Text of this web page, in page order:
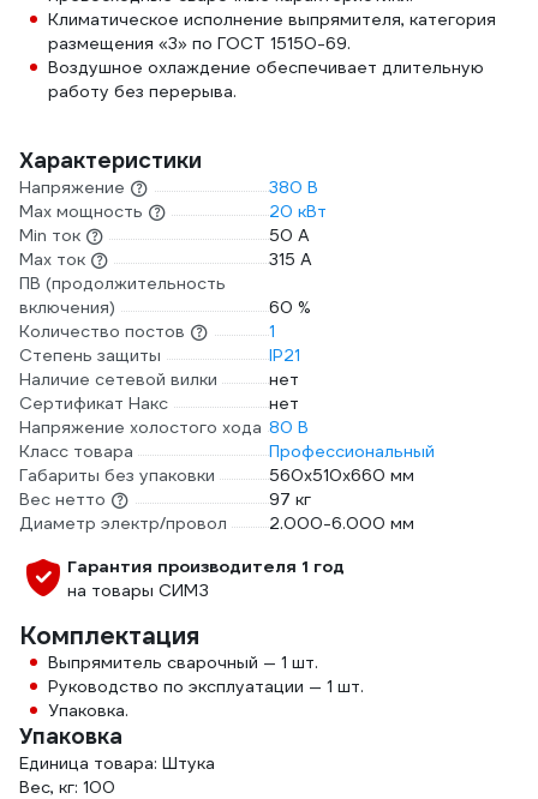
Климатическое исполнение выпрямителя, категория
размещения «3» по ГОСТ 15150-69.
Воздушное охлаждение обеспечивает длительную
работу без перерыва.
Характеристики
Напряжение
380 В
Max мощность
20 кВт
Min ток
50 А
Max ток
315 А
ПВ (продолжительность
включения)
60 %
Количество постов
1
Степень защиты
IP21
Наличие сетевой вилки
нет
Сертификат Накс
нет
Напряжение холостого хода 80 В
Класс товара
Профессиональный
Габариты без упаковки
560х510х660 мм
Вес нетто
97 кг
Диаметр электр/провол
2.000-6.000 мм
Гарантия производителя 1 год
на товары СИМЗ
Комплектация
Выпрямитель сварочный — 1 шт.
Руководство по эксплуатации — 1 шт.
Упаковка.
Упаковка
Единица товара: Штука
Вес, кг: 100